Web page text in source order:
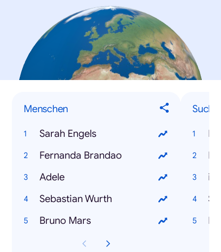
Menschen
Sarah Engels
Fernanda Brandao
Adele
Sebastian Wurth
Bruno Mars